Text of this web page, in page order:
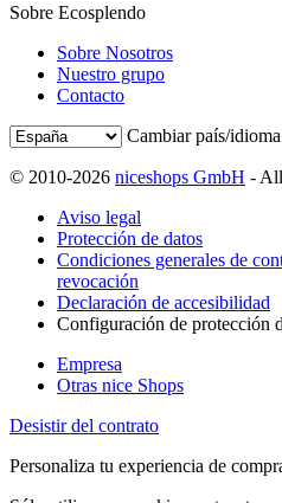
Sobre Ecosplendo
Sobre Nosotros
Nuestro grupo
Contacto
Cambiar país/idioma
© 2010-2026 niceshops GmbH -
Aviso legal
Protección de datos
Condiciones generales de
revocación
Declaración de accesibilidad
Configuración de protección
Empresa
Otras nice Shops
Desistir del contrato
Personaliza tu experiencia de